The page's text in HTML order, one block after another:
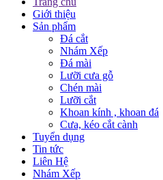
Giới thiệu
Sản phẩm
Đá cắt
Nhám Xếp
Đá mài
Lưỡi cưa gỗ
Chén mài
Lưỡi cắt
Khoan kính , khoan đá
Cưa, kéo cắt cành
Tuyển dụng
Tin tức
Liên Hệ
Nhám Xếp